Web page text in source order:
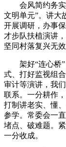
会风简约务实
文明单元”。讲大
开展调研，办事
才步队扶植演讲
坚同村落复兴无
架好“连心桥”
式、打好监视组
审计等演讲，我
联系。一分耕作
打制讲老实、懂
参学。常委会一
堵点、破难题。
一分收成。